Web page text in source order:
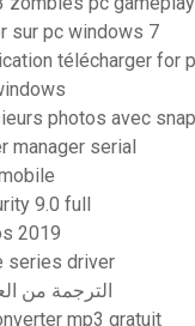
sur pc windows 7
télécharger for
photos avec
manager serial
9.0 full
2019
series driver
الترجمة من
mp3 gratuit